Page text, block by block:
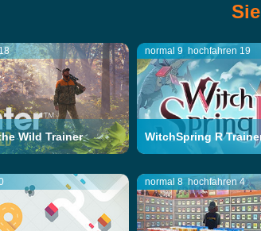
Wild Trainer
normal 9 hochfahren 19
WitchSpring R
normal 8 hochfahren 4